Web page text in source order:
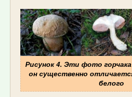
Рисунок 4. Эти фото
он существенно
белого